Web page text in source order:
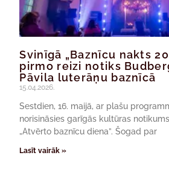
Svinīgā „Baznīcu nakts
pirmo reizi notiks
Pāvila luterāņu baznīcā
15.04.2026.
Sestdien, 16. maijā, ar plašu
norisināsies garīgās kultūras
„Atvērto baznīcu diena”. Šogad par
Lasīt vairāk »